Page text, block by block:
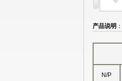
产品说明 ：
N/P